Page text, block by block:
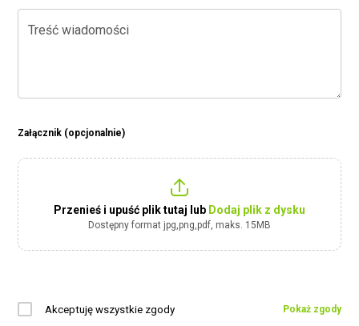
Treść wiadomości
Załącznik (opcjonalnie)
Przenieś i upuść plik tutaj lub Dodaj plik z dysku
Dostępny format jpg,png,pdf, maks. 15MB
Akceptuję wszystkie zgody Pokaż zgody